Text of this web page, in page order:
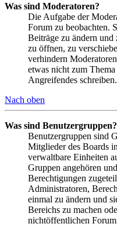
Was sind Moderatoren?
Die Aufgabe der
Forum zu beobachten.
Beiträge zu ändern und
zu öffnen, zu
verhindern
etwas nicht zum
Angreifendes schreiben.
Nach oben
Was sind Benutzergruppen?
Benutzergruppen sind
Mitglieder des Boards
verwaltbare Einheiten
Gruppen angehören
Berechtigungen
Administratoren,
einmal zu ändern und
Bereichs zu machen
nichtöffentlichen